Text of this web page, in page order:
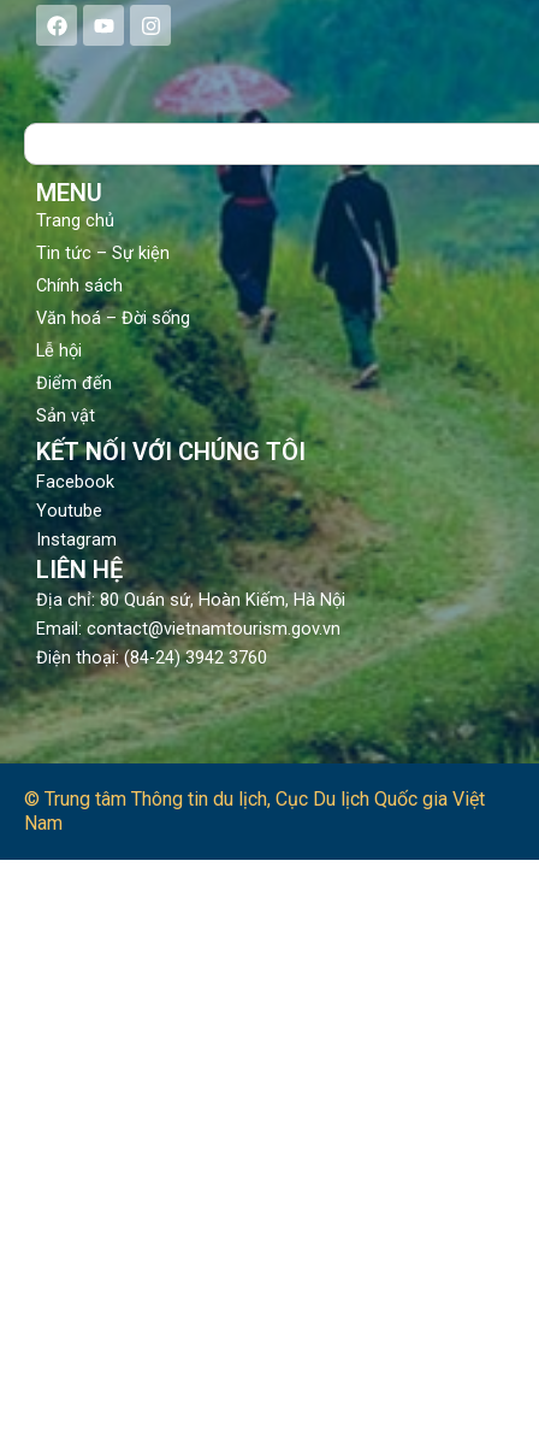
F
a
e
b
o
Y
o
t
u
b
I
n
s
a
g
Search
MENU
Trang chủ
Tin tức – Sự kiện
Chính sách
Văn hoá – Đời sống
Lễ hội
Điểm đến
Sản vật
KẾT NỐI VỚI CHÚNG TÔI
Facebook
Youtube
Instagram
LIÊN HỆ
Địa chỉ: 80 Quán sứ, Hoàn Kiếm, Hà Nội
Email: contact@vietnamtourism.gov.vn
Điện thoại: (84-24) 3942 3760
© Trung tâm Thông tin du lịch​, Cục Du lịch Quốc gia Việt
Nam